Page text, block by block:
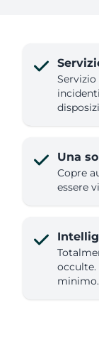
Una
Copre
essere
occulte.
minimo.